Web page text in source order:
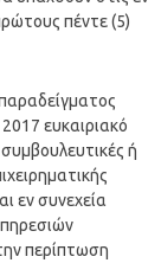
πέντε (5)
ευκαιριακό
ή
εν συνεχεία
περίπτωση